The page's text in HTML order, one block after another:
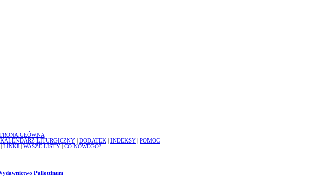
GŁÓWNA
KALENDARZ LITURGICZNY DODATEK INDEKSY
POMOC
LINKI WASZE LISTY CO NOWEGO?
Pallottinum